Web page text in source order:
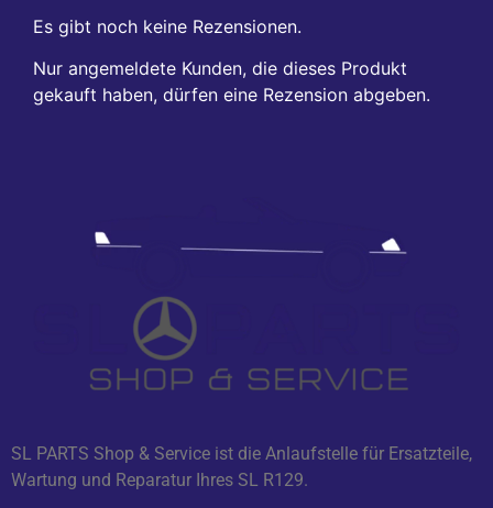
Es gibt noch keine Rezensionen.
Nur angemeldete Kunden, die dieses Produkt
gekauft haben, dürfen eine Rezension abgeben.
SL PARTS Shop & Service ist die Anlaufstelle für Ersatzteile,
Wartung und Reparatur Ihres SL R129.